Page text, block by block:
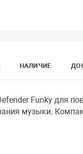
НАЛИЧИЕ
Funky для
музыки.